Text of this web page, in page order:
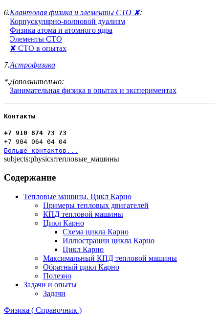
6.Квантовая физика и элементы СТО ✘:
Корпускулярно-волновой дуализм
Физика атома и атомного ядра
Элементы СТО
✘ СТО в опытах
7.Астрофизика
*.Дополнительно:
Занимательная физика в опытах и экспериментах
Контакты
+7 910 874 73 73
+7 904 064 04 04
Больше контактов...
subjects:physics:тепловые_машины
Содержание
Тепловые машины. Цикл Карно
Примеры тепловых двигателей
КПД тепловой машины
Цикл Карно
Схема цикла Карно
Иллюстрации цикла Карно
Цикл Карно
Максимальный КПД тепловой машины
Обратный цикл Карно
Полезно
Задачи и опыты
Задачи
Физика ( Справочник )